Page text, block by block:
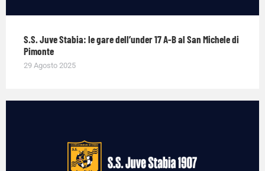
S.S. Juve Stabia: le gare dell’under 17 A-B al San Michele di
Pimonte
29 Agosto 2025